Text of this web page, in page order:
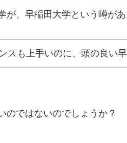
が、早稲田大学という噂があ
スも上手いのに、頭の良い
のではないのでしょうか？